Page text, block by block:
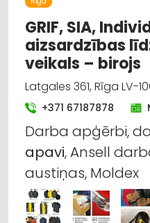
GRIF, SIA,
aizsardzības
veikals – birojs
Latgales 361, Rīga LV-
+371 67187878
Darba apģērbi,
apavi, Ansell
austiņas, Moldex